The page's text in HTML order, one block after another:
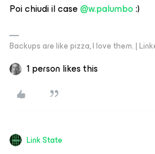
Poi chiudi il case@w.palumbo:)
Backups are like pizza, I love them. |
1 person likes this
Link State